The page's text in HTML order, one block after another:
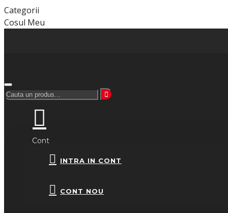
Categorii
Cosul Meu
Cont
INTRA IN CONT
CONT NOU